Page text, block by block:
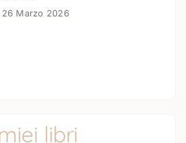
26 Marzo 2026
libri